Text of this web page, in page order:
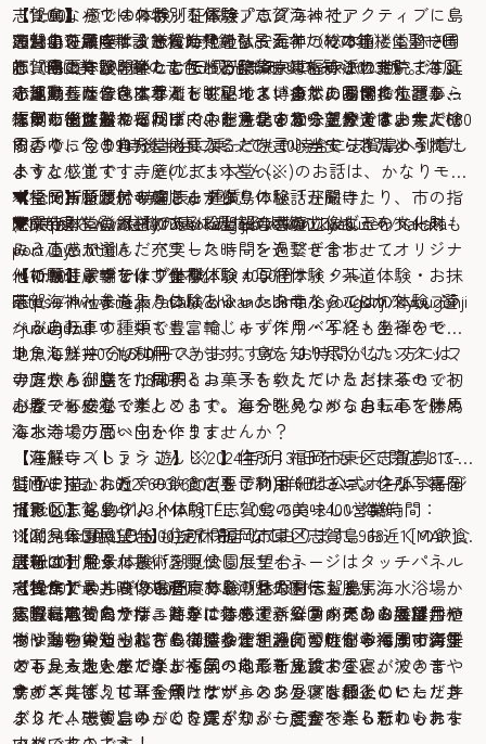
志賀島ならではの特別な体験プログラムでアクティブに島
の魅力を満喫しませんか？
志賀島の体験を楽しむ1日観光モデルコース2023版
志賀島へは、ベイサイドプレイス博多にある博多ふ頭から
福岡市営渡船フェリーで、たったの30分。片道は、大人680
円。ゆっくり9時後半台に乗っても10時台に志賀島へ到着し
ます。
▼福岡市営渡船 時刻表・運賃
▼https://www.city.fukuoka.lg.jp/kowan/kyakusen/hakata-
port/hyo.html
【10:30】アクティブ体験「シカシマサイクル」
志賀海神社参道入り口にあるレンタサイクル&カフェ。選
べる自転車の種類も豊富で、キッズ用バイクもあるので
ファミリーでも利用できます。島を知り尽くしたスタッフ
の方から、島を１周するコースも教えていただけるので初
心者でも安心です。
【11:00】パワースポット体験「志賀海神社」
志賀島に鎮座する志賀海神社は、海神の総本山とも称さ
れ、海上守護の神として『万葉集』にも詠まれています。
小高い丘からは玄界灘を眺望でき、自然に囲まれたパワー
スポットは訪れるだけで心が浄化される気分です。
【12:00】癒しの体験「荘嚴寺」
蓮台山荘嚴寺は、鎌倉時代の弘安元年（1278年）に聖一国
師（円爾）が開いたと伝わる臨済宗東福寺派の寺院で、延
命地蔵菩薩像を本尊として祀っています。高台に位置し、
志賀の街並みや福岡市内、能古島まで一望できるお寺で
す。
2023年10月に新設された梵鐘を吊るすための鐘楼堂。12時
と17時に美しい鐘の音色とともに時刻を知らせます。海風
と連動した音色はなんとも心地よい癒しの瞬間です。事前
に申し出をしていれば、中を見学することができます。檜
の香りに包まれた堂内に入るだけで心が安らぎ清められた
ような感覚です。そのまま本堂へ。
【12:15】祈願付の輪じゅず作り体験「荘嚴寺」
荘嚴寺本堂の木材である松と桜の木のじゅず玉をベース
に、直感で選んだパワーストーンを繋ぎ合わせてオリジナ
ルの輪じゅずを作ります。
作った後に選んだパワーストーンの意味を教えていただけ
るので、今の自分に必要なことを言い当てられたようで
ハッとします！寺庭(じてい)さん(※)のお話は、かなりモチ
ベーションがアップします♪
(※)寺庭さん…住職の妻にあたる人物のこと。
本堂で祈願し、寺庭さんから島の秘話が聞けたり、市の指
定文化財に登録されている聖観音菩薩立像などの文化財も
みることができ、充実した時間を過ごせます。
・祈願付き輪じゅず作り体験 4000円
https://www.ne.jp/asahi/shikanoshima/syougonji/syougonji
/juzu/juzu
他にも荘嚴寺では、坐禅体験・写経体験・茶道体験・お抹
茶セット・まち歩き体験といったお寺ならではの体験プラ
ンがあります。中でも、輪じゅず作り・写経・坐禅をセッ
トにした120分のコースがおすすめ。お時間がない方には、
寺庭さんが立てた抹茶とお菓子をいただけるお抹茶セット
がカフェ感覚で楽しめます。自分を見つめなおし心を休め
るお寺での思い出を作りませんか？
【荘嚴寺（しょうごんじ）】住所：福岡市東区志賀島813-
1 [MAP]TEL：092-603-6702(要予約)詳細は公式ホームページ
【13:00】名物グルメ体験「志賀島の美味しい海鮮」
※2024年3月31日をもって閉店しております。お近くの飲食
店をご利用ください。
名物サザエ丼 1,650円
志賀島名物のサザエ丼をはじめ、新鮮さが売りの海鮮丼や
ボリュームたっぷりの御膳など、漁師の町ならではの海鮮
メニューをいただけます。
サザエ丼は、甘辛く煮たサザエとワカメを卵とじにした丼
ぶりで、磯の旨みが口に広がり、一度食べたら忘れられな
地魚海鮮丼 1,650円
アラ炊き御膳 1,870円
お腹一杯になったところで、海を眺めながら自転車で勝馬
海水浴場方面へ向かいます。
【海鮮レストラン 遊】※2024年3月31日をもって閉店して
おります。お近くの飲食店をご利用ください。住所：福岡
市東区志賀島411-3 [MAP]TEL：092-603-2400営業時間：
11:00〜15:30 (L.O15:00)定休日：なし
【14:30】絶景体験「潮見公園展望台」
志賀島で最も高い場所にある潮見公園へも勝馬海水浴場か
ら自転車で向かうことができます。公園内にある展望台か
らは海の中道や能古島、博多湾を超えて広がる福岡市街ま
でも見ることができ、福岡の地形を見渡すことができま
す。
壁面に描かれたアートとともにフォトジェニックな写真を
撮影しましょう♪
【潮見公園展望台】住所：福岡市東区志賀島968−1 [MAP]
詳細はこちら
【15:00】のんびりお昼寝体験「休暇村志賀島」
休暇村志賀島では、簡単に持ち運べるサイズのお昼寝用
マットを貸し出しをしてくれます。向かい側の海岸で青空
の下、大地を感じながら気の向くままにお昼寝。波の音や
鳥のさえずりに耳を傾けながらのお昼寝は極上のヒーリン
グタイムです。ゆっくり寛ぎながら読書を楽しむのもおす
最新のデジタル技術を駆使したサイネージはタッチパネル
で操作でき、映像と音声で島の魅力を伝えます。
実際に触ったり持ったり、体感できるコンテンツでは、植
物や動物の知られざる構造や仕組み、習性を学べます。子
どもから大人まで楽しく学べる最新施設です。
クイズに答えて「金印っぽい」スタンプも最後にいただき
ました！志賀島のことを深く知ることができる新しいテー